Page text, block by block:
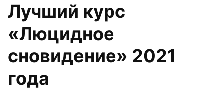
Лучший курс
«Люцидное
сновидение» 2021
года